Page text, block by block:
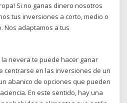
Si no ganas dinero nosotros
tus inversiones a corto, medio o
Nos adaptamos a tus
nevera te puede hacer ganar
centrarse en las inversiones de un
abanico de opciones que pueden
En este sentido, hay una